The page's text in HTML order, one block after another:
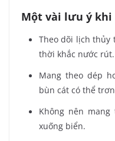
Một vài lưu ý khi
Theo dõi lịch
thời khắc nước rút.
Mang theo dép
bùn cát có thể
Không nên
xuống biển.